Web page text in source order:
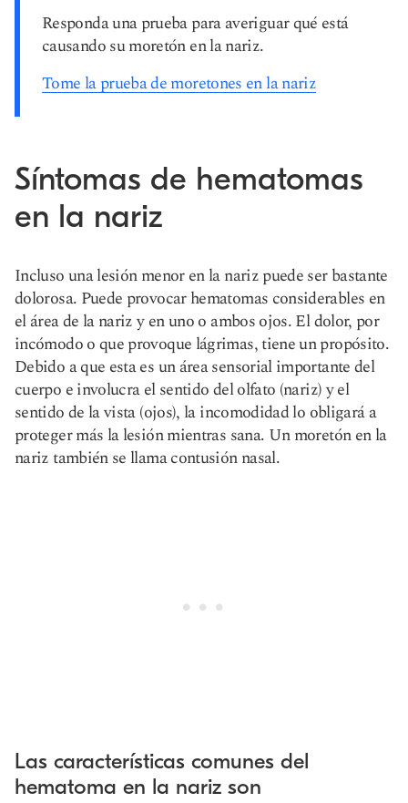
Responda una prueba para averiguar qué está
causando su moretón en la nariz.
Tome la prueba de moretones en la nariz
Síntomas de hematomas
en la nariz
Incluso una lesión menor en la nariz puede ser bastante
dolorosa. Puede provocar hematomas considerables en
el área de la nariz y en uno o ambos ojos. El dolor, por
incómodo o que provoque lágrimas, tiene un propósito.
Debido a que esta es un área sensorial importante del
cuerpo e involucra el sentido del olfato (nariz) y el
sentido de la vista (ojos), la incomodidad lo obligará a
proteger más la lesión mientras sana. Un moretón en la
nariz también se llama contusión nasal.
Las características comunes del
hematoma en la nariz son